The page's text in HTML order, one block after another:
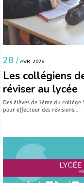
28 / AVR. 2026
Les collégiens
réviser au lycée
Des élèves de 3ème du
pour effectuer des révisions…